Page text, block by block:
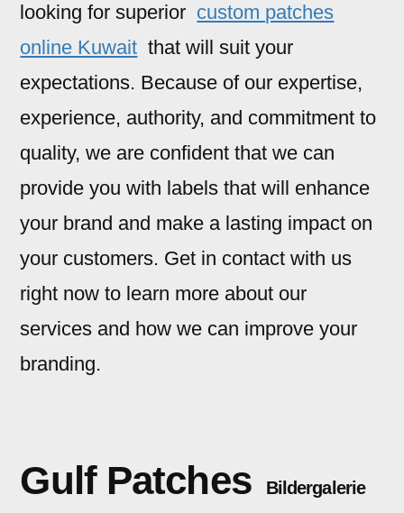
looking for superior custom patches
online Kuwait that will suit your
expectations. Because of our expertise,
experience, authority, and commitment to
quality, we are confident that we can
provide you with labels that will enhance
your brand and make a lasting impact on
your customers. Get in contact with us
right now to learn more about our
services and how we can improve your
branding.
Gulf Patches Bildergalerie